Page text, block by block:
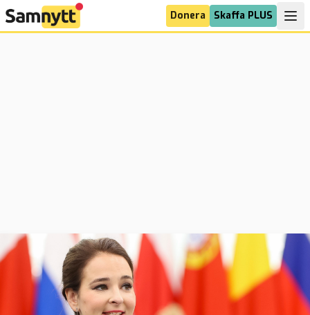
Donera Skaffa PLUS